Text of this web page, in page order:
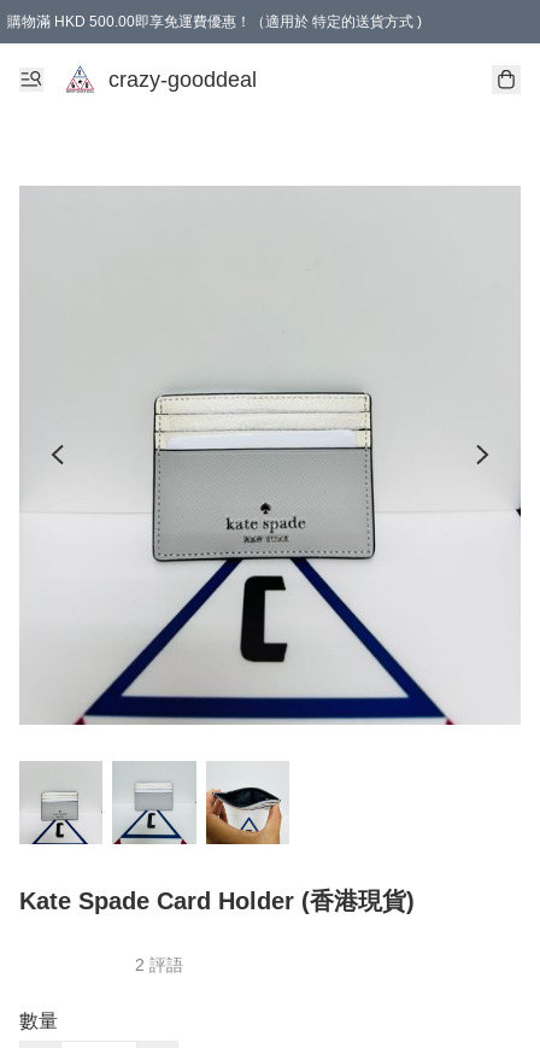
購物滿 HKD 500.00即享免運費優惠！（適用於 特定的送貨方式 )
成為會員可享免費禮品
crazy-gooddeal
Kate Spade Card Holder (香港現貨)
2 評語
數量